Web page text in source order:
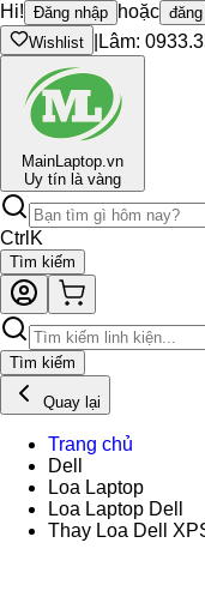
Hi! Đăng nhập hoặc
Wishlist
Lâm:
MainLaptop.vn
Uy tín là vàng
Ctrl K
Tìm kiếm
Tìm kiếm
Quay lại
Trang chủ
Dell
Loa Laptop
Loa Laptop Dell
Thay Loa Dell